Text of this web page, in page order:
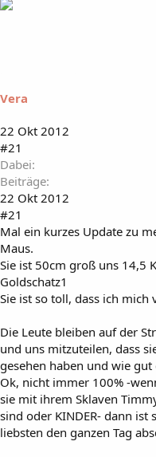
Vera
22 Okt 2012
#21
Dabei
Beiträge
22 Okt 2012
#21
Mal ein kurzes Update zu
Maus.
Sie ist 50cm groß uns 14,5
Goldschatz1
Sie ist so toll, dass ich mich
Die Leute bleiben auf der
und uns mitzuteilen, dass
gesehen haben und wie
Ok, nicht immer 100% -
sie mit ihrem Sklaven
sind oder KINDER- dann ist
liebsten den ganzen Tag